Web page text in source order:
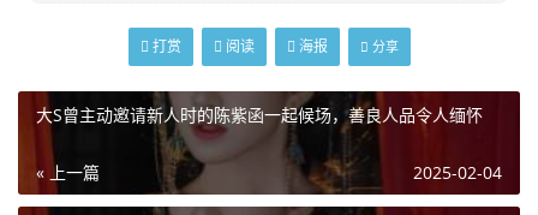
打赏 阅读 海报 分享
大S曾主动邀请新人时的陈紫函一起候场，善良人品令人缅怀
« 上一篇 2025-02-04